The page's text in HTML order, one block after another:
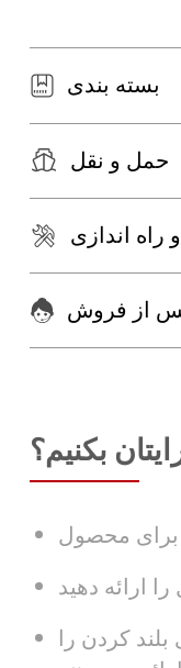
بسته بندی
حمل و نقل
اندازی
از فروش
بکنیم؟
محصول
کردن را